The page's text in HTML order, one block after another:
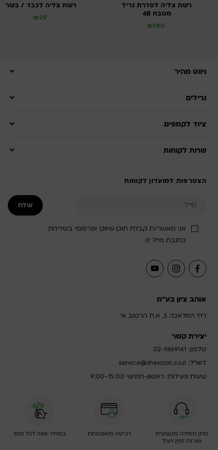
רשת צליה לסדרת גריל
מטבח 6B
180
₪
רשת צליה לכבד / בשר
29
₪
אוהב ציון בע"מ
רח' המלאכה 3, א.ת הרטוב א'
יצירת קשר
טלפון: 02-9669141
דוא”ל: service@ohevzion.co.il
שעות פעילות: ראשון-חמישי 9:00-15:00
ניווט מהיר
גרילים
ציוד לקמפינג
שרות לקוחות
הצטרפות למועדון לקוחות
אני מאשר/ת קבלת תוכן שיווקי ופרסומי בשליחת
כתובת מייל זו
מתן תמיכה מקצועית
ושרות זמין ויעיל
רכישה מאובטחת במחיר שווה לכל נפש